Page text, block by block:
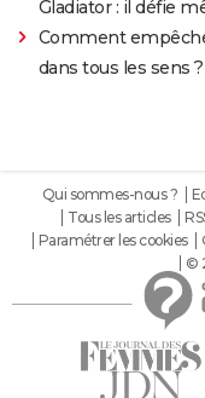
Gladiator : il défie
Comment
dans tous les sens ?
Qui sommes-nous ?
Tous les articles
Paramétrer les cookies
©